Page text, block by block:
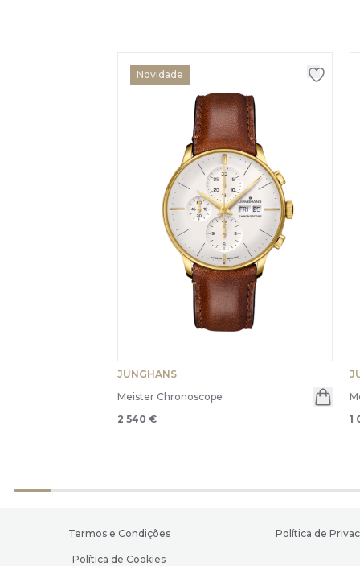
Novidade
JUNGHANS
Meister Chronoscope
2 540 €
1
Termos e Condições Política de
Política de Cookies